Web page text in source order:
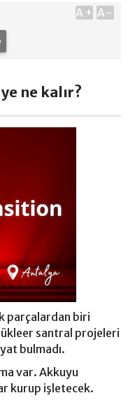
A+ A-
ne kalır?
parçalardan biri
santral projeleri
bulmadı.
var. Akkuyu
kurup işletecek.